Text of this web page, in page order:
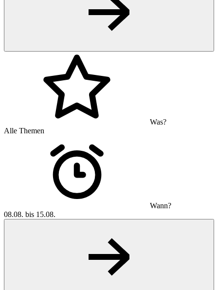
Was?
Alle Themen
Wann?
08.08. bis 15.08.